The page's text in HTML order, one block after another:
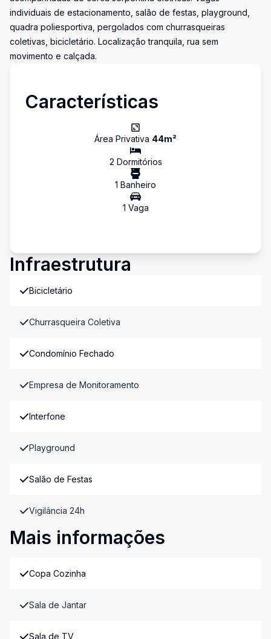
individuais de estacionamento, salão de festas, playground,
quadra poliesportiva, pergolados com churrasqueiras
coletivas, bicicletário. Localização tranquila, rua sem
movimento e calçada.
Características
Área Privativa 44m²
2 Dormitórios
1 Banheiro
1 Vaga
Infraestrutura
Bicicletário
Churrasqueira Coletiva
Condomínio Fechado
Empresa de Monitoramento
Interfone
Playground
Salão de Festas
Vigilância 24h
Mais informações
Copa Cozinha
Sala de Jantar
Sala de TV